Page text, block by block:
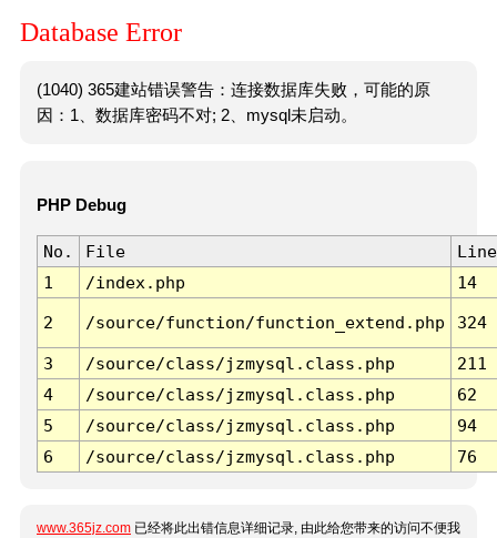
Database Error
(1040) 365建站错误警告：连接数据库失败，可能的原
因：1、数据库密码不对; 2、mysql未启动。
PHP Debug
No. File
Line
1
/index.php 14
2 /source/function/function_extend.php 324
3 /source/class/jzmysql.class.php
211
4
/source/class/jzmysql.class.php
62
5
/source/class/jzmysql.class.php
94
6
/source/class/jzmysql.class.php 76
www.365jz.com 已经将此出错信息详细记录, 由此给您带来的访问不便我